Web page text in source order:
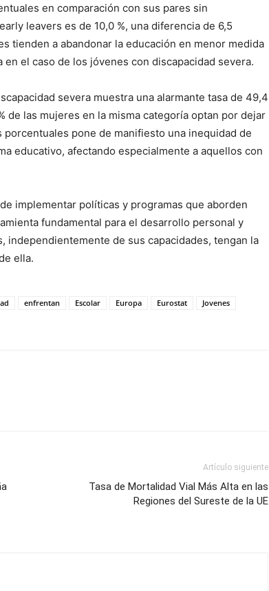
en comparación con sus pares sin
leavers es de 10,0 %, una diferencia de 6,5
tienden a abandonar la educación en menor medida
el caso de los jóvenes con discapacidad severa.
severa muestra una alarmante tasa de 49,4
de las mujeres en la misma categoría optan por dejar
porcentuales pone de manifiesto una inequidad de
educativo, afectando especialmente a aquellos con
implementar políticas y programas que aborden
fundamental para el desarrollo personal y
independientemente de sus capacidades, tengan la
ella.
enfrentan Escolar Europa Eurostat
Jovenes
Artículo siguiente
Tasa de Mortalidad Vial Más Alta en las
Regiones del Sureste de la UE